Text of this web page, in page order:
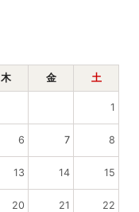
木 金 土
1
6 7 8
13 14 15
20 21 22